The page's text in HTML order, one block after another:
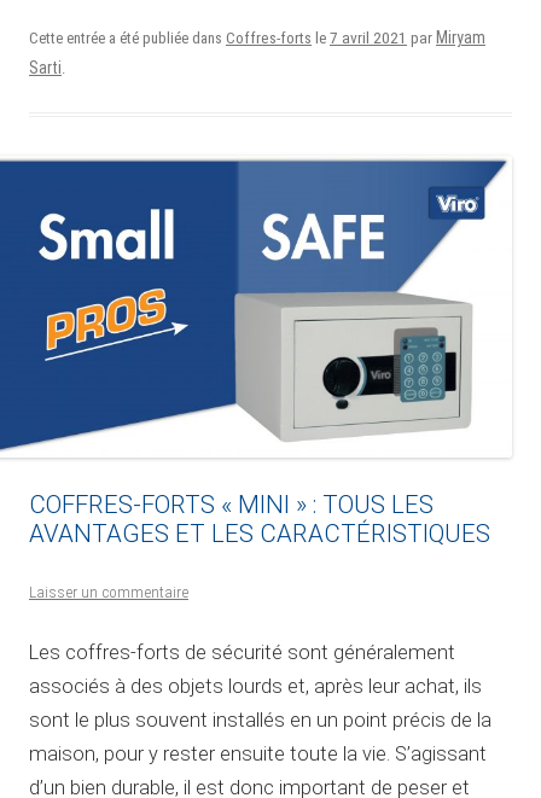
Cette entrée a été publiée dans Coffres-forts le 7 avril 2021 par Miryam
Sarti.
COFFRES-FORTS « MINI » : TOUS LES
AVANTAGES ET LES CARACTÉRISTIQUES
Laisser un commentaire
Les coffres-forts de sécurité sont généralement
associés à des objets lourds et, après leur achat, ils
sont le plus souvent installés en un point précis de la
maison, pour y rester ensuite toute la vie. S’agissant
d’un bien durable, il est donc important de peser et